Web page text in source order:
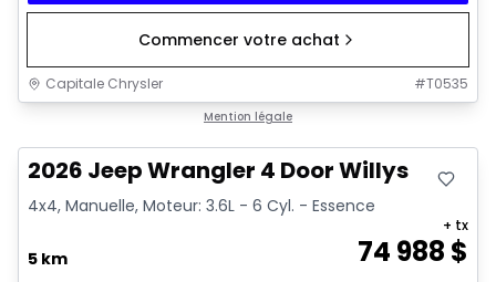
Commencer votre achat
Capitale Chrysler #T0535
Mention légale
2026 Jeep Wrangler 4 Door Willys
4x4, Manuelle, Moteur: 3.6L - 6 Cyl. - Essence
5 km 74 988 $
+ tx